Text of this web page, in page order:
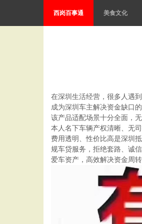
西岗百事通 美食文化
在深圳生活经营，很多人遇
成为深圳车主解决资金缺口
该产品适配场景十分全面，
本人名下车辆产权清晰、无
费用透明、性价比高是深圳
规车贷服务，拒绝套路、诚
爱车资产，高效解决资金周转